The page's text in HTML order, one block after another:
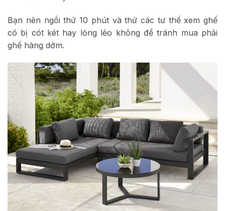
Bạn nên ngồi thử 10 phút và thử các tư thế xem ghế
có bị cót két hay lỏng lẻo không để tránh mua phải
ghế hàng dởm.